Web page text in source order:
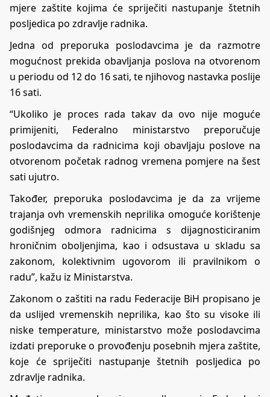
mjere zaštite kojima će spriječiti nastupanje štetnih
posljedica po zdravlje radnika.
Jedna od preporuka poslodavcima je da razmotre
mogućnost prekida obavljanja poslova na otvorenom
u periodu od 12 do 16 sati, te njihovog nastavka poslije
16 sati.
“Ukoliko je proces rada takav da ovo nije moguće
primijeniti, Federalno ministarstvo preporučuje
poslodavcima da radnicima koji obavljaju poslove na
otvorenom početak radnog vremena pomjere na šest
sati ujutro.
Također, preporuka poslodavcima je da za vrijeme
trajanja ovh vremenskih neprilika omoguće korištenje
godišnjeg odmora radnicima s dijagnosticiranim
hroničnim oboljenjima, kao i odsustava u skladu sa
zakonom, kolektivnim ugovorom ili pravilnikom o
radu”, kažu iz Ministarstva.
Zakonom o zaštiti na radu Federacije BiH propisano je
da uslijed vremenskih neprilika, kao što su visoke ili
niske temperature, ministarstvo može poslodavcima
izdati preporuke o provođenju posebnih mjera zaštite,
koje će spriječiti nastupanje štetnih posljedica po
zdravlje radnika.